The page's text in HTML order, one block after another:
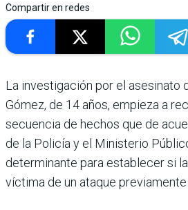
Compartir en redes
La investigación por el asesinato
Gómez, de 14 años, empieza a
secuencia de hechos que de
de la Policía y el Ministerio
determinante para establecer si
víctima de un ataque previamente